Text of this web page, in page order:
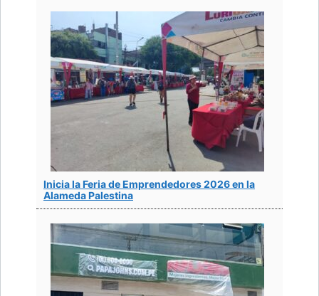
Inicia la Feria de Emprendedores 2026 en la
Alameda Palestina